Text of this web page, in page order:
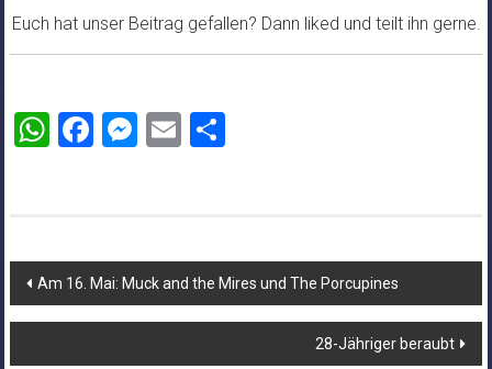
Euch hat unser Beitrag gefallen? Dann liked und teilt ihn gerne.
WhatsApp
Facebook
Messenger
EmailTeilen
Beitragsnavigation
Am 16. Mai: Muck and the Mires und The Porcupines
28-Jähriger beraubt